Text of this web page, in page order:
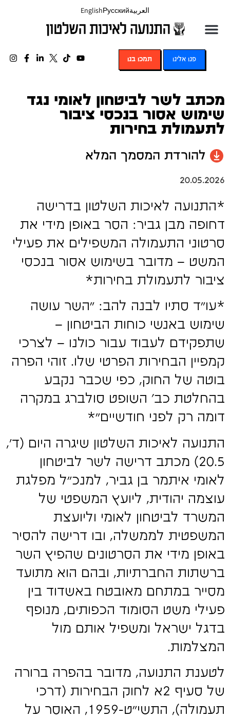
العربيةРусский
English
פנו אלינו תמכו בנו
מכתב לשר לביטחון לאומי נגד
שימוש אסור בנכסי ציבור
לתעמולת בחירות
להורדת המסמך המלא
20.05.2026
*התנועה לאיכות השלטון בדרישה
דחופה מבן גביר: הסר באופן מידי את
סרטוני התעמולה המשפילים את פעילי
המשט – מדובר בשימוש אסור בנכסי
ציבור לתעמולת בחירות*
*עו"ד סתיו לבנה להב: "השר עושה
שימוש באנשי כוחות הביטחון –
שתפקידם לעבוד עבור כולנו – לצרכי
קמפיין הבחירות הפרטי שלו. זוהי הפרה
בוטה של החוק, כפי שכבר נקבע
בהחלטת כב׳ השופט סולברג במקרה
דומה רק לפני חודשיים"*
התנועה לאיכות השלטון שיגרה היום (ד',
20.5) מכתב דרישה לשר לביטחון
לאומי איתמר בן גביר, למנכ"ל מפלגת
עוצמה יהודית, ליועץ המשפטי של
המשרד לביטחון לאומי וליועצת
המשפטית לממשלה, ובו דרישה להסיר
באופן מידי את הסרטונים שהפיץ השר
ברשתות החברתיות, ובהם הוא מתועד
מסייר במתחם מאובטח באשדוד בין
פעילי משט הסומוד הכפותים, מנופף
בדגל ישראל ומשפיל אותם מול
המצלמות.
לטענת התנועה, מדובר בהפרה ברורה
של סעיף 2א לחוק הבחירות (דרכי
תעמולה), התשי"ט-1959, האוסר על